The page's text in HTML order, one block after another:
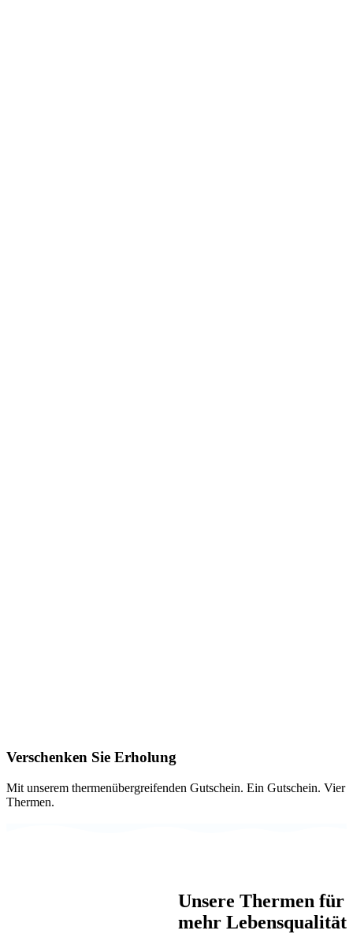
Verschenken Sie Erholung
Mit unserem thermenübergreifenden Gutschein. Ein Gutschein. Vier
Thermen.
Unsere Thermen für
mehr Lebensqualität